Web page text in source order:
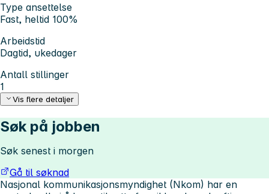
Type ansettelse
Fast, heltid 100%
Arbeidstid
Dagtid, ukedager
Antall stillinger
1
Vis flere detaljer
Søk på jobben
Søk senest i morgen
Gå til søknad
Nasjonal kommunikasjonsmyndighet (Nkom) har en